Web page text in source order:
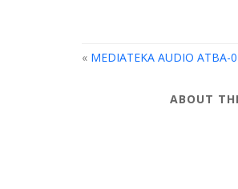
« MEDIATEKA AUDIO ATBA-
ABOUT